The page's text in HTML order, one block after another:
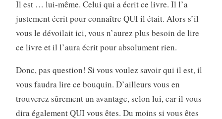
Il est … lui-même. Celui qui a écrit ce livre. Il l’a
justement écrit pour connaître QUI il était. Alors s’il
vous le dévoilait ici, vous n’aurez plus besoin de lire
ce livre et il l’aura écrit pour absolument rien.
Donc, pas question! Si vous voulez savoir qui il est, il
vous faudra lire ce bouquin. D’ailleurs vous en
trouverez sûrement un avantage, selon lui, car il vous
dira également QUI vous êtes. Du moins si vous êtes